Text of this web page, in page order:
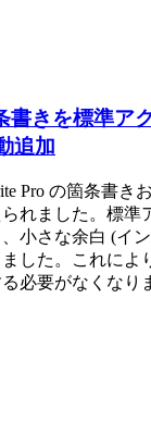
書きを標準ア
追加
Pro の箇条書き
れました。標準
小さな余白 (イ
した。これによ
必要がなくなり